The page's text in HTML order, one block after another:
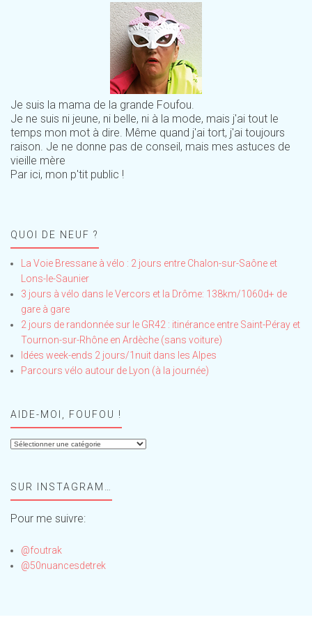
Je suis la mama de la grande Foufou.
Je ne suis ni jeune, ni belle, ni à la mode, mais j'ai tout le
temps mon mot à dire. Même quand j'ai tort, j'ai toujours
raison. Je ne donne pas de conseil, mais mes astuces de
vieille mère
Par ici, mon p'tit public !
QUOI DE NEUF ?
La Voie Bressane à vélo : 2 jours entre Chalon-sur-Saône et
Lons-le-Saunier
3 jours à vélo dans le Vercors et la Drôme: 138km/1060d+ de
gare à gare
2 jours de randonnée sur le GR42 : itinérance entre Saint-Péray et
Tournon-sur-Rhône en Ardèche (sans voiture)
Idées week-ends 2 jours/1nuit dans les Alpes
Parcours vélo autour de Lyon (à la journée)
AIDE-MOI, FOUFOU !
Aide-
!SUR INSTAGRAM…
Pour me suivre:
@foutrak
@50nuancesdetrek